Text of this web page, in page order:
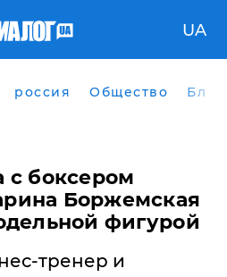
UA
россия Общество
с боксером
Боржемская
фигурой
тренер и